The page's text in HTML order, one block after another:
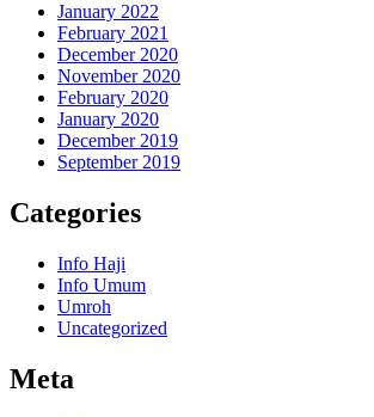
January 2022
February 2021
December 2020
November 2020
February 2020
January 2020
December 2019
September 2019
Categories
Info Haji
Info Umum
Umroh
Uncategorized
Meta